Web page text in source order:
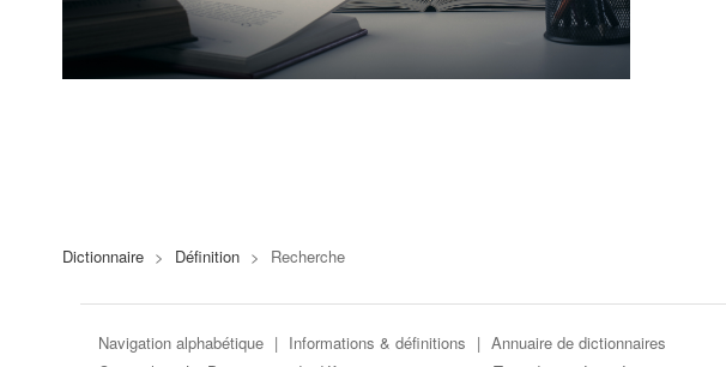
Dictionnaire > Définition > Recherche
Navigation alphabétique | Informations & définitions | Annuaire de dictionnaires